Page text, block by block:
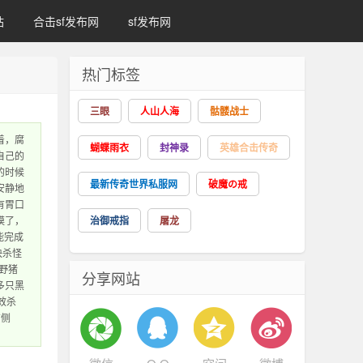
合击sf发布网 sf发布网
，腐
己的
时候
静地
胃口
，
完成
杀怪
猪
只黑
杀
热门标签
三眼 人山人海 骷髅战士
蝴蝶雨衣 封神录 英雄合击传奇
最新传奇世界私服网 破魔の戒
治御戒指 屠龙
分享网站